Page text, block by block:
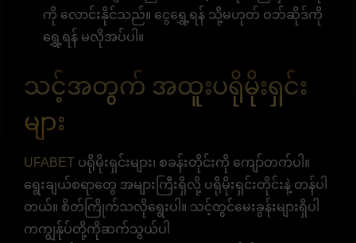
ကို လောင်းနိုင်သည်။ ငွေရွှေ့ရန် သို့မဟုတ် ဝဘ်ဆိုဒ်ကို
ရွှေ့ရန် မလိုအပ်ပါ။
သင့်အတွက် အထူးပရိုမိုးရှင်း
များ
UFABET ပရိုမိုးရှင်းများ၊ စခန်းတိုင်းကို ကျော်တက်ပါ။
ရွေးချယ်စရာတွေ အများကြီးရှိလို့ ပရိုမိုးရှင်းတိုင်းနဲ့ တန်ပါ
တယ်။ စိတ်ကြိုက်သလိုရွေးပါ။ သင့်တွင်မေးခွန်းများရှိပါ
ကကျွန်ုပ်တို့ကိုဆက်သွယ်ပါ